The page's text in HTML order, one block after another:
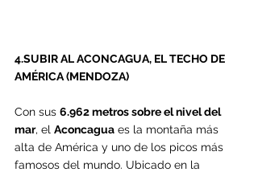
4.SUBIR AL ACONCAGUA, EL TECHO DE
AMÉRICA (MENDOZA)
Con sus 6.962 metros sobre el nivel del
mar, el Aconcagua es la montaña más
alta de América y uno de los picos más
famosos del mundo. Ubicado en la